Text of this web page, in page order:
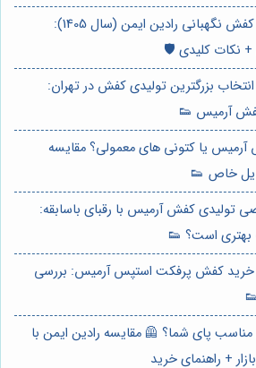
⭐️ راهنمای خرید کفش نگهبانی رادین ایمن (سال 1405):
نکات کلیدی 🛡️
بزرگترین تولیدی کفش در تهران:
آرمیس 👟
یا کتونی های معمولی؟ مقایسه
خاص 👟
تولیدی کفش آرمیس با رقبای باسابقه:
بهتری است؟ 👟
خرید کفش پرفکت استپس آرمیس: بررسی
پای شما؟ 🦺 مقایسه رادین ایمن با
+ راهنمای خرید